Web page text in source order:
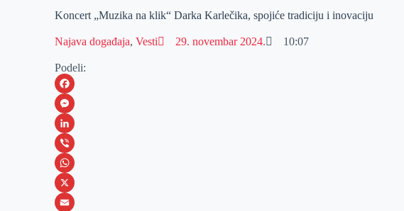
Koncert „Muzika na klik“ Darka Karlečika, spojiće tradiciju i inovaciju
Najava događaja,Vesti 29. novembar 2024. 10:07
Podeli:
F
a
c
e
b
o
M
e
s
s
e
L
i
n
k
V
i
b
W
h
X